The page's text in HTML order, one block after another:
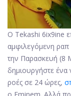
Ο Tekashi 6ix9ine
αμφιλεγόμενη
την Παρασκευή (8
δημιουργήστε ένα
ροές σε 24 ώρες,